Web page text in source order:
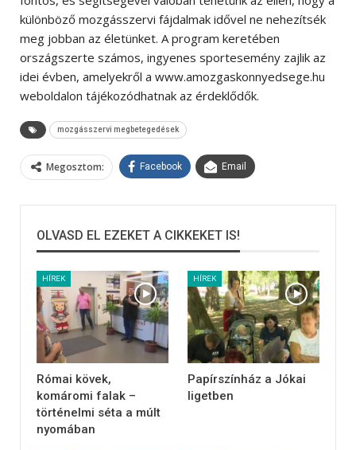
különböző mozgásszervi fájdalmak idővel ne nehezítsék
meg jobban az életünket. A program keretében
országszerte számos, ingyenes sportesemény zajlik az
idei évben, amelyekről a www.amozgaskonnyedsege.hu
weboldalon tájékozódhatnak az érdeklődők.
mozgásszervi megbetegedések
Megosztom: Facebook Email
OLVASD EL EZEKET A CIKKEKET IS!
HÍREK
Római kövek,
komáromi falak –
történelmi séta a múlt
nyomában
HÍREK
Papírszínház a Jókai
ligetben